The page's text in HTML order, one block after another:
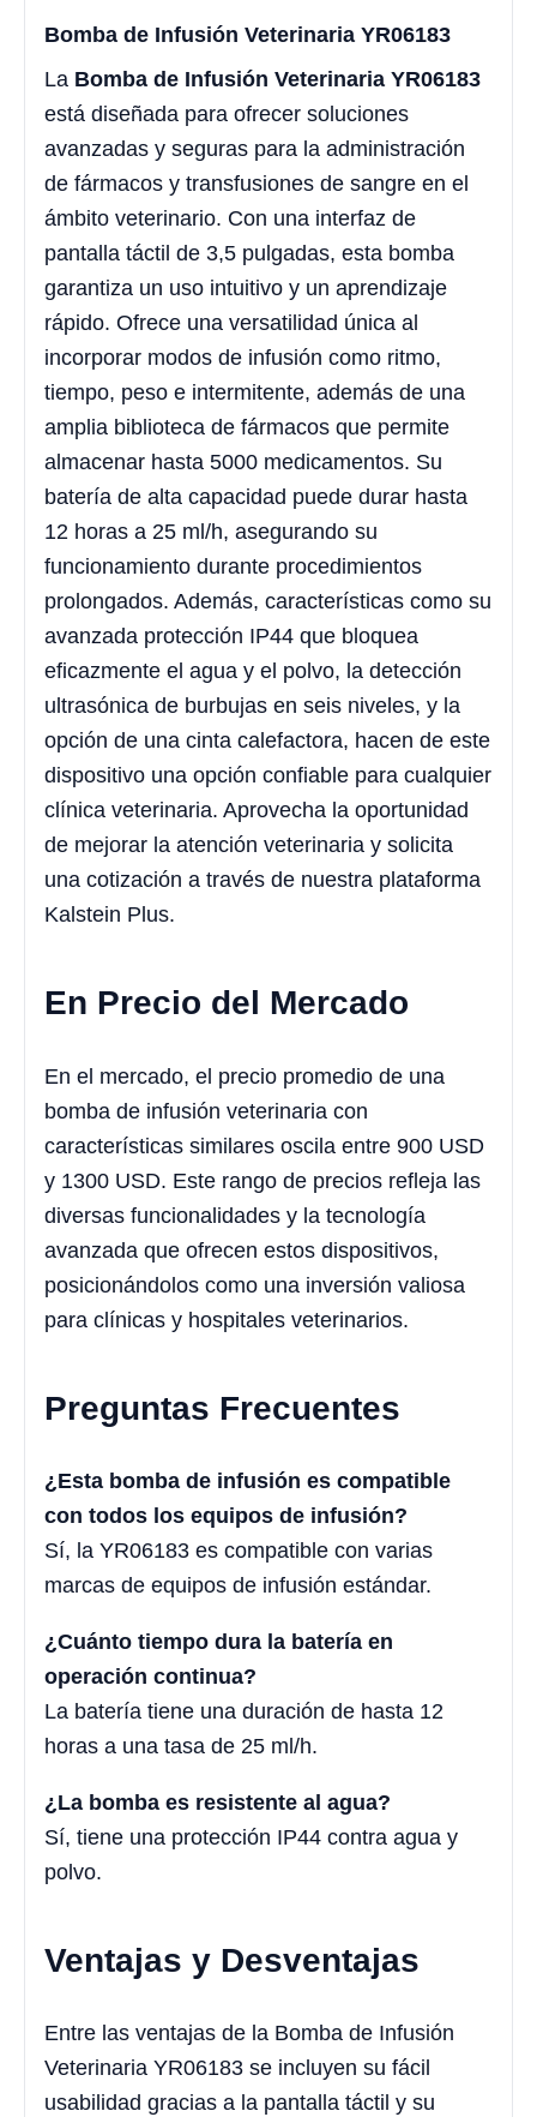
Bomba de Infusión Veterinaria YR06183
La Bomba de Infusión Veterinaria YR06183
está diseñada para ofrecer soluciones
avanzadas y seguras para la administración
de fármacos y transfusiones de sangre en el
ámbito veterinario. Con una interfaz de
pantalla táctil de 3,5 pulgadas, esta bomba
garantiza un uso intuitivo y un aprendizaje
rápido. Ofrece una versatilidad única al
incorporar modos de infusión como ritmo,
tiempo, peso e intermitente, además de una
amplia biblioteca de fármacos que permite
almacenar hasta 5000 medicamentos. Su
batería de alta capacidad puede durar hasta
12 horas a 25 ml/h, asegurando su
funcionamiento durante procedimientos
prolongados. Además, características como su
avanzada protección IP44 que bloquea
eficazmente el agua y el polvo, la detección
ultrasónica de burbujas en seis niveles, y la
opción de una cinta calefactora, hacen de este
dispositivo una opción confiable para cualquier
clínica veterinaria. Aprovecha la oportunidad
de mejorar la atención veterinaria y solicita
una cotización a través de nuestra plataforma
Kalstein Plus.
En Precio del Mercado
En el mercado, el precio promedio de una
bomba de infusión veterinaria con
características similares oscila entre 900 USD
y 1300 USD. Este rango de precios refleja las
diversas funcionalidades y la tecnología
avanzada que ofrecen estos dispositivos,
posicionándolos como una inversión valiosa
para clínicas y hospitales veterinarios.
Preguntas Frecuentes
¿Esta bomba de infusión es compatible
con todos los equipos de infusión?
Sí, la YR06183 es compatible con varias
marcas de equipos de infusión estándar.
¿Cuánto tiempo dura la batería en
operación continua?
La batería tiene una duración de hasta 12
horas a una tasa de 25 ml/h.
¿La bomba es resistente al agua?
Sí, tiene una protección IP44 contra agua y
polvo.
Ventajas y Desventajas
Entre las ventajas de la Bomba de Infusión
Veterinaria YR06183 se incluyen su fácil
usabilidad gracias a la pantalla táctil y su